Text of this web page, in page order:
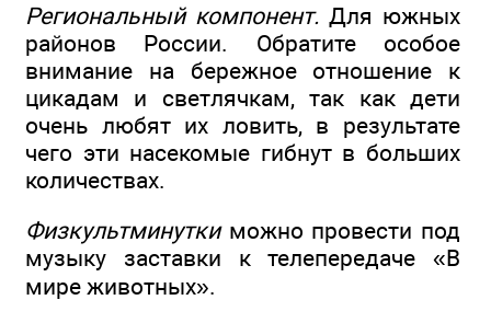
Региональный компонент. Для южных
районов России. Обратите особое
внимание на бережное отношение к
цикадам и светлячкам, так как дети
очень любят их ловить, в результате
чего эти насекомые гибнут в больших
количествах.
Физкультминуткиможно провести под
музыку заставки к телепередаче «В
мире животных».